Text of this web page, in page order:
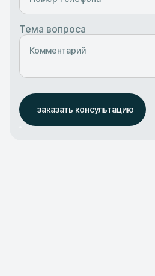
Тема вопроса